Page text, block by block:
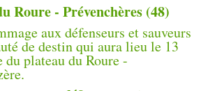
Roure - Prévenchères (48)